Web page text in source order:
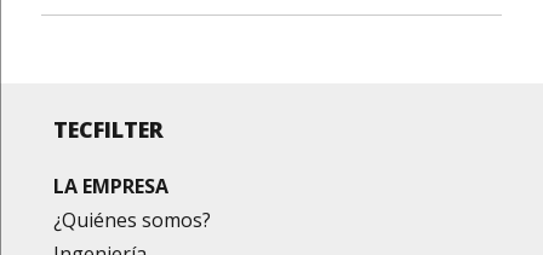
TECFILTER
LA EMPRESA
¿Quiénes somos?